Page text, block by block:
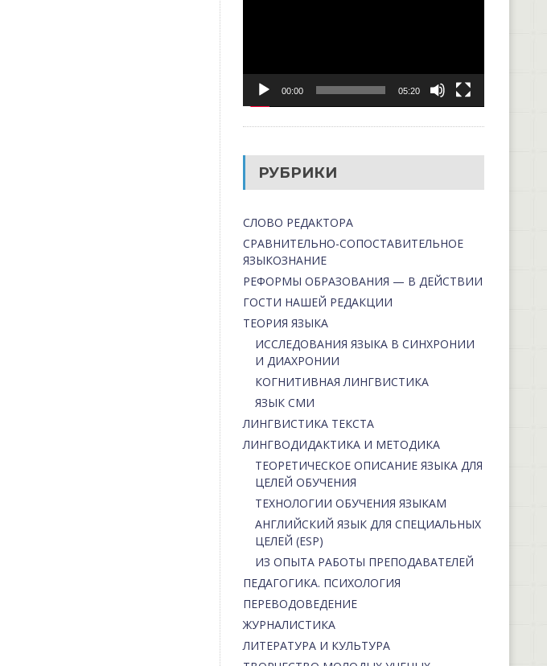
00:00 05:20
РУБРИКИ
СЛОВО РЕДАКТОРА
СРАВНИТЕЛЬНО-СОПОСТАВИТЕЛЬНОЕ
ЯЗЫКОЗНАНИЕ
РЕФОРМЫ ОБРАЗОВАНИЯ — В ДЕЙСТВИИ
ГОСТИ НАШЕЙ РЕДАКЦИИ
ТЕОРИЯ ЯЗЫКА
ИССЛЕДОВАНИЯ ЯЗЫКА В СИНХРОНИИ
И ДИАХРОНИИ
КОГНИТИВНАЯ ЛИНГВИСТИКА
ЯЗЫК СМИ
ЛИНГВИСТИКА ТЕКСТА
ЛИНГВОДИДАКТИКА И МЕТОДИКА
ТЕОРЕТИЧЕСКОЕ ОПИСАНИЕ ЯЗЫКА ДЛЯ
ЦЕЛЕЙ ОБУЧЕНИЯ
ТЕХНОЛОГИИ ОБУЧЕНИЯ ЯЗЫКАМ
АНГЛИЙСКИЙ ЯЗЫК ДЛЯ СПЕЦИАЛЬНЫХ
ЦЕЛЕЙ (ESP)
ИЗ ОПЫТА РАБОТЫ ПРЕПОДАВАТЕЛЕЙ
ПЕДАГОГИКА. ПСИХОЛОГИЯ
ПЕРЕВОДОВЕДЕНИЕ
ЖУРНАЛИСТИКА
ЛИТЕРАТУРА И КУЛЬТУРА